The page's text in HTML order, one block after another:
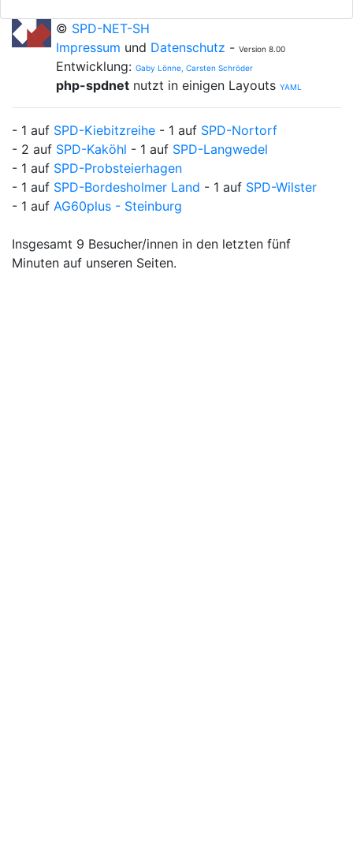
© SPD-NET-SH
Impressum und Datenschutz - Version 8.00
Entwicklung: Gaby Lönne, Carsten Schröder
php-spdnet nutzt in einigen Layouts YAML
- 1 auf SPD-Kiebitzreihe - 1 auf SPD-Nortorf
- 2 auf SPD-Kaköhl - 1 auf SPD-Langwedel
- 1 auf SPD-Probsteierhagen
- 1 auf SPD-Bordesholmer Land - 1 auf SPD-Wilster
- 1 auf AG60plus - Steinburg
Insgesamt 9 Besucher/innen in den letzten fünf
Minuten auf unseren Seiten.